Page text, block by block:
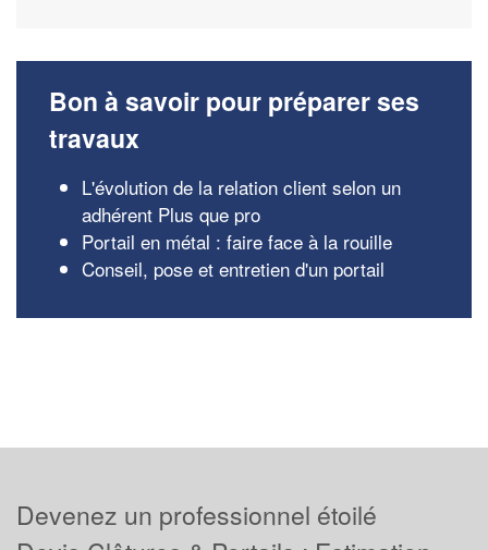
Bon à savoir pour préparer ses
travaux
L'évolution de la relation client selon un
adhérent Plus que pro
Portail en métal : faire face à la rouille
Conseil, pose et entretien d'un portail
Devenez un professionnel étoilé